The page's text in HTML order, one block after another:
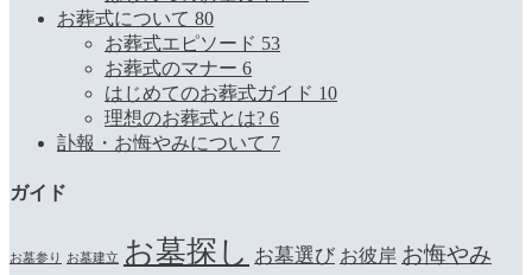
お葬式について 80
お葬式エピソード 53
お葬式のマナー 6
はじめてのお葬式ガイド 10
理想のお葬式とは? 6
訃報・お悔やみについて 7
ガイド
お墓参り お墓建立 お墓探し お墓選び お彼岸 お悔やみ